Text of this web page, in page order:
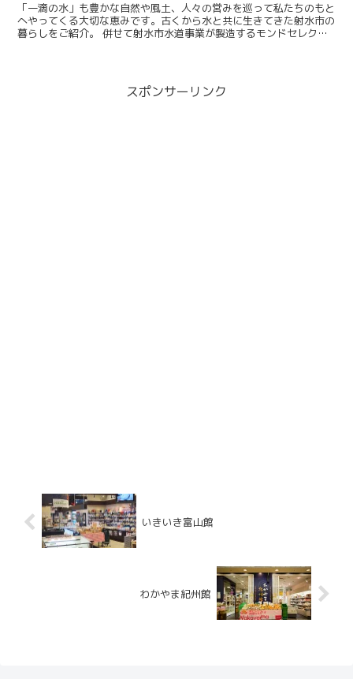
「一滴の水」も豊かな自然や風土、人々の営みを巡って私たちのもと
へやってくる大切な恵みです。古くから水と共に生きてきた射水市の
暮らしをご紹介。 併せて射水市水道事業が製造するモンドセレクシ
スポンサーリンク
いきいき富山館
わかやま紀州館